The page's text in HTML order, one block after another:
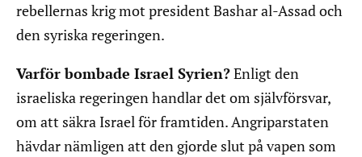
rebellernas krig mot president Bashar al-Assad och
den syriska regeringen.
Varför bombade Israel Syrien?Enligt den
israeliska regeringen handlar det om självförsvar,
om att säkra Israel för framtiden. Angriparstaten
hävdar nämligen att den gjorde slut på vapen som